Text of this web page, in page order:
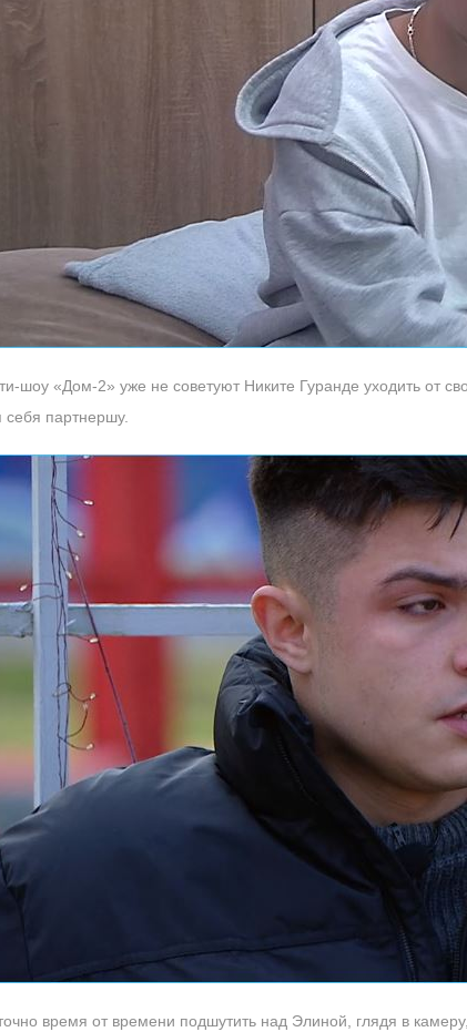
шоу «Дом-2» уже не советуют Никите Гуранде уходить от
партнершу.
время от времени подшутить над Элиной, глядя в